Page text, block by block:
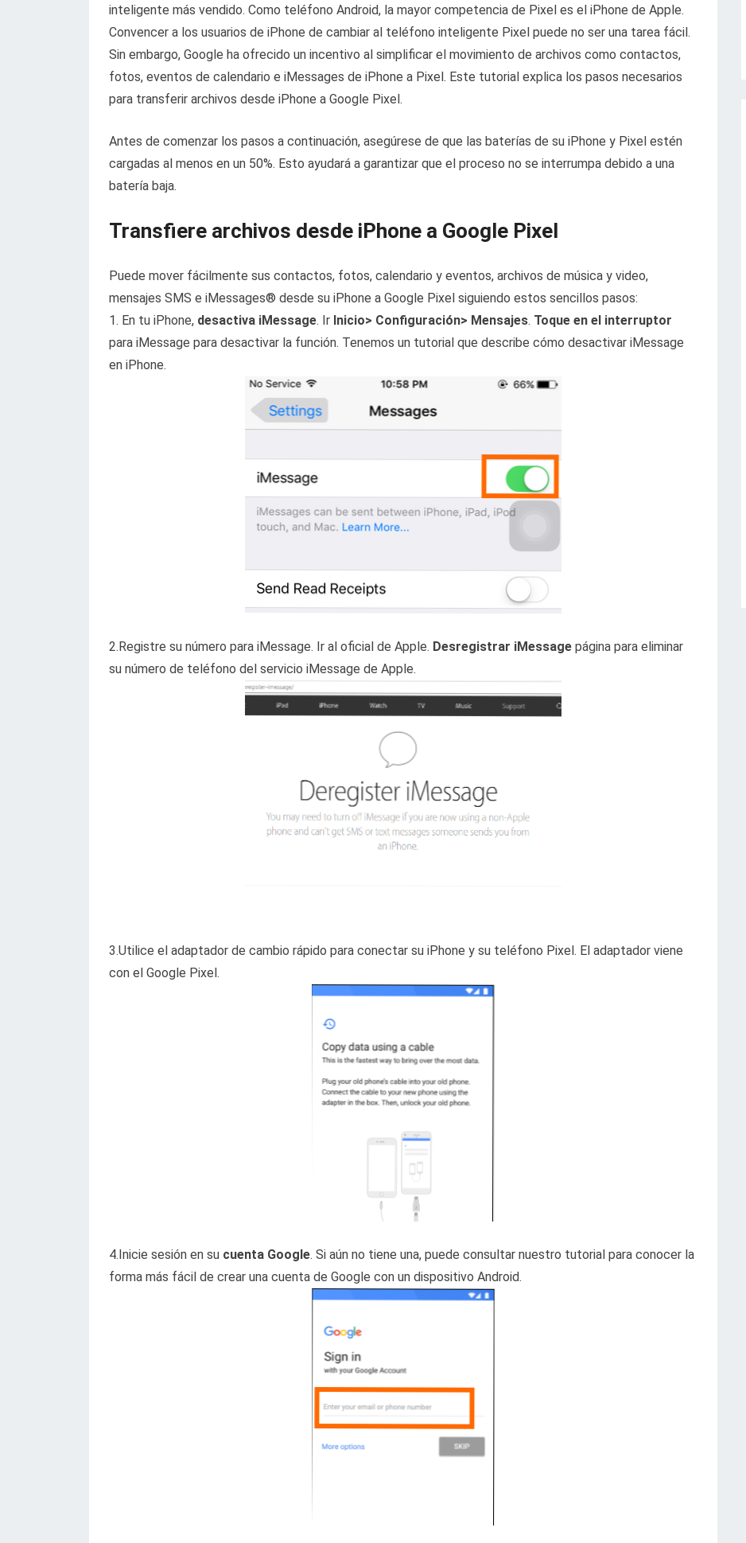
inteligente más vendido. Como teléfono Android, la mayor competencia de Pixel es el iPhone de Apple.
Convencer a los usuarios de iPhone de cambiar al teléfono inteligente Pixel puede no ser una tarea fácil.
Sin embargo, Google ha ofrecido un incentivo al simplificar el movimiento de archivos como contactos,
fotos, eventos de calendario e iMessages de iPhone a Pixel. Este tutorial explica los pasos necesarios
para transferir archivos desde iPhone a Google Pixel.
Antes de comenzar los pasos a continuación, asegúrese de que las baterías de su iPhone y Pixel estén
cargadas al menos en un 50%. Esto ayudará a garantizar que el proceso no se interrumpa debido a una
batería baja.
Transfiere archivos desde iPhone a Google Pixel
Puede mover fácilmente sus contactos, fotos, calendario y eventos, archivos de música y video,
mensajes SMS e iMessages® desde su iPhone a Google Pixel siguiendo estos sencillos pasos:
1. En tu iPhone, desactiva iMessage. Ir Inicio> Configuración> Mensajes. Toque en el interruptor
para iMessage para desactivar la función. Tenemos un tutorial que describe cómo desactivar iMessage
en iPhone.
2.Registre su número para iMessage. Ir al oficial de Apple. Desregistrar iMessage página para eliminar
su número de teléfono del servicio iMessage de Apple.
3.Utilice el adaptador de cambio rápido para conectar su iPhone y su teléfono Pixel. El adaptador viene
con el Google Pixel.
4.Inicie sesión en su cuenta Google. Si aún no tiene una, puede consultar nuestro tutorial para conocer la
forma más fácil de crear una cuenta de Google con un dispositivo Android.